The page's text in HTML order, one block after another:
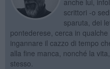
scrittori -o
sparuta, dei
pontederese, cerca in
ingannare il cazzo di tempo
alla fine manca, nonché la
stesso.